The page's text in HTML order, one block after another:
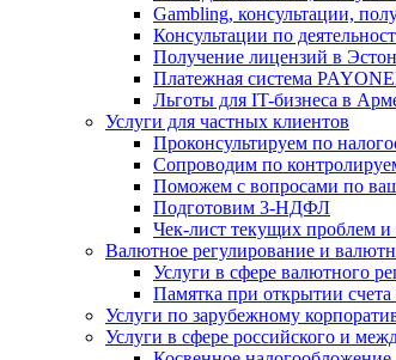
Gambling, консультации,
Консультации по
Получение лицензий в
Платежная система
Льготы для IT-бизнеса в
Услуги для частных клиентов
Проконсультируем по
Сопроводим по
Поможем с вопросами по
Подготовим 3-НДФЛ
Чек-лист текущих проблем
Валютное регулирование и
Услуги в сфере валютного
Памятка при открытии
Услуги по зарубежному
Услуги в сфере российского и